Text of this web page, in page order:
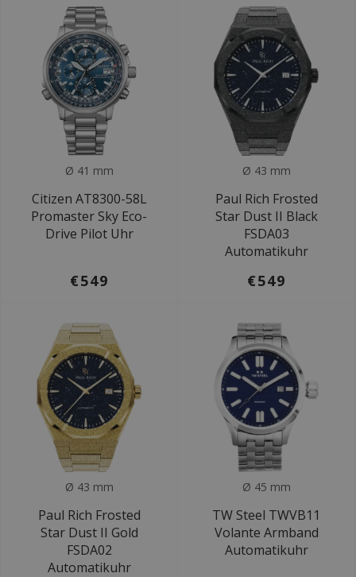
Ø 41 mm
Citizen AT8300-58L
Promaster Sky Eco-
Drive Pilot Uhr
€549
Ø 43 mm
Paul Rich Frosted
Star Dust II Black
FSDA03
Automatikuhr
€549
Ø 43 mm
Paul Rich Frosted
Star Dust II Gold
FSDA02
Automatikuhr
Ø 45 mm
TW Steel TWVB11
Volante Armband
Automatikuhr